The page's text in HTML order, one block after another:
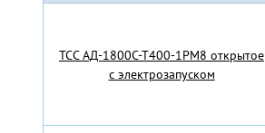
TCC АД-1800С-Т400-1РМ8 открытое
с электрозапуском